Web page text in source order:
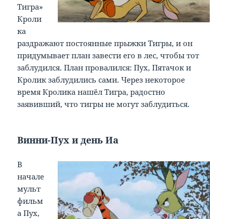
Тигра»
Кроли
ка
раздражают постоянные прыжки Тигры, и он
придумывает план завести его в лес, чтобы тот
заблудился. План провалился: Пух, Пятачок и
Кролик заблудились сами. Через некоторое
время Кролика нашёл Тигра, радостно
заявивший, что тигры не могут заблудиться.
Винни-Пух и день Иа
В
начале
мульт
фильм
а Пух,